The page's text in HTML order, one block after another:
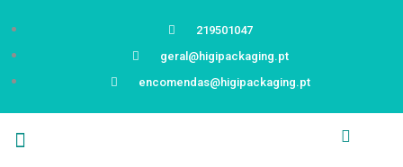
219501047
geral@higipackaging.pt
encomendas@higipackaging.pt